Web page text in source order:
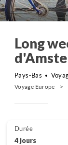
Long
Pays-Bas
Voyage Europe
Durée
4 jours